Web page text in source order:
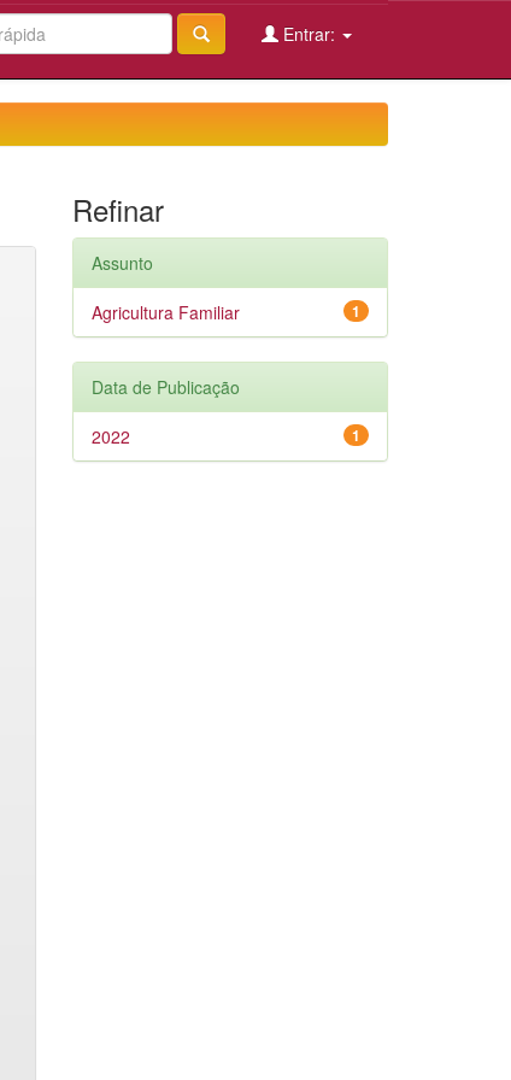
Entrar:
Refinar
Assunto
1
Agricultura Familiar
Data de Publicação
1
2022